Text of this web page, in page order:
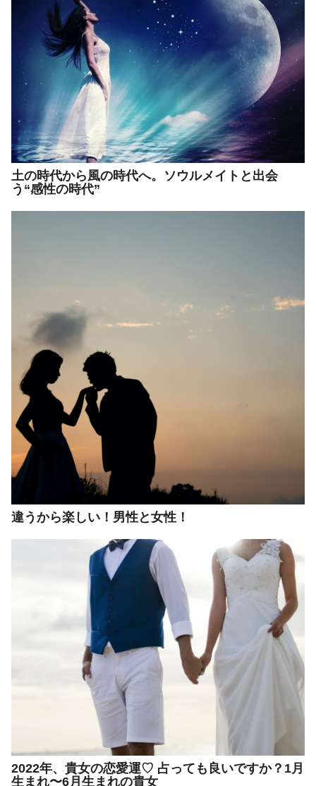
土の時代から風の時代へ。ソウルメイトと出会
う“感性の時代”
違うから楽しい！男性と女性！
2022年、貴女の恋愛運♡ 占っても良いですか？1月
生まれ〜6月生まれの貴女